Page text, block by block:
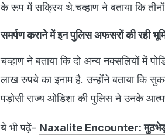
के रूप में सक्रिय थे.चव्हाण ने बताया कि
समर्पण कराने में इन पुलिस अफसरों की रही
चव्हाण ने बताया कि दो अन्य नक्सलियों में
लाख रुपये का इनाम है. उन्होंने बताया कि
पड़ोसी राज्य ओडिशा की पुलिस ने उनके
ये भी पढ़ें- Naxalite Encounter: मुठभेड़ में